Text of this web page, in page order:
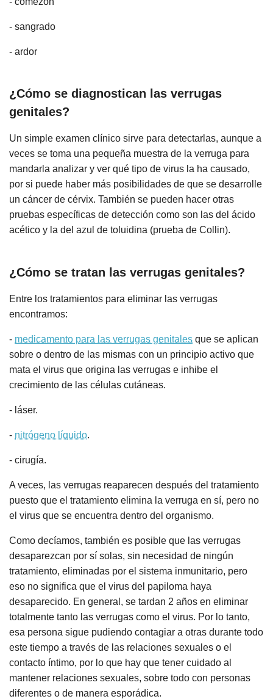
- sangrado
- ardor
¿Cómo se diagnostican las verrugas
genitales?
Un simple examen clínico sirve para detectarlas, aunque a
veces se toma una pequeña muestra de la verruga para
mandarla analizar y ver qué tipo de virus la ha causado,
por si puede haber más posibilidades de que se desarrolle
un cáncer de cérvix. También se pueden hacer otras
pruebas específicas de detección como son las del ácido
acético y la del azul de toluidina (prueba de Collin).
¿Cómo se tratan las verrugas genitales?
Entre los tratamientos para eliminar las verrugas
encontramos:
- medicamento para las verrugas genitales que se aplican
sobre o dentro de las mismas con un principio activo que
mata el virus que origina las verrugas e inhibe el
crecimiento de las células cutáneas.
- láser.
- nitrógeno líquido.
- cirugía.
A veces, las verrugas reaparecen después del tratamiento
puesto que el tratamiento elimina la verruga en sí, pero no
el virus que se encuentra dentro del organismo.
Como decíamos, también es posible que las verrugas
desaparezcan por sí solas, sin necesidad de ningún
tratamiento, eliminadas por el sistema inmunitario, pero
eso no significa que el virus del papiloma haya
desaparecido. En general, se tardan 2 años en eliminar
totalmente tanto las verrugas como el virus. Por lo tanto,
esa persona sigue pudiendo contagiar a otras durante todo
este tiempo a través de las relaciones sexuales o el
contacto íntimo, por lo que hay que tener cuidado al
mantener relaciones sexuales, sobre todo con personas
diferentes o de manera esporádica.